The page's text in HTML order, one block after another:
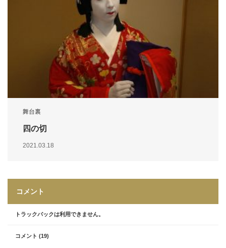
舞台裏
四の切
2021.03.18
コメント
トラックバックは利用できません。
コメント (19)